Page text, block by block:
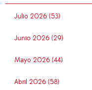
Julio 2026 (53)
Junio 2026 (29)
Mayo 2026 (44)
Abril 2026 (58)